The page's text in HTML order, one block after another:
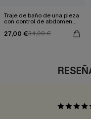
Traje de baño de una pieza
con control de abdomen
27,00 €34,00 €